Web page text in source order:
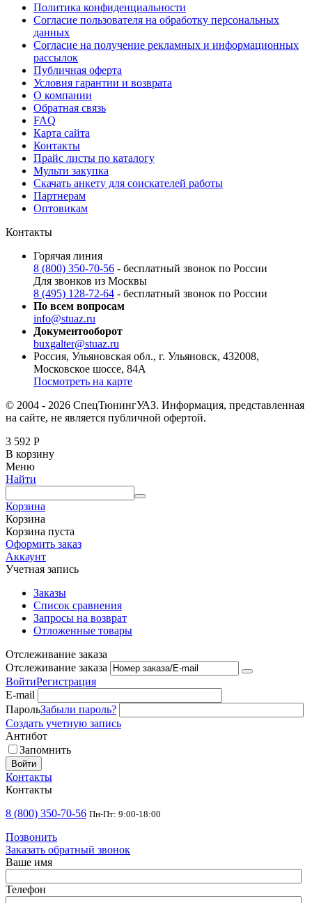
Политика конфиденциальности
Согласие пользователя на обработку персональных
данных
Согласие на получение рекламных и информационных
рассылок
Публичная оферта
Условия гарантии и возврата
О компании
Обратная связь
FAQ
Карта сайта
Контакты
Прайс листы по каталогу
Мульти закупка
Скачать анкету для соискателей работы
Партнерам
Оптовикам
Контакты
Горячая линия
8 (800) 350-70-56 - бесплатный звонок по России
Для звонков из Москвы
8 (495) 128-72-64 - бесплатный звонок по России
По всем вопросам
info@stuaz.ru
Документооборот
buxgalter@stuaz.ru
Россия, Ульяновская обл., г. Ульяновск, 432008,
Московское шоссе, 84А
Посмотреть на карте
© 2004 - 2026 СпецТюнингУАЗ. Информация, представленная
на сайте, не является публичной офертой.
3 592 Р
В корзину
Меню
Найти
Корзина
Корзина
Корзина пуста
Оформить заказ
Аккаунт
Учетная запись
Заказы
Список сравнения
Запросы на возврат
Отложенные товары
Отслеживание заказа
Отслеживание заказа
ВойтиРегистрация
E-mail
ПарольЗабыли пароль?
Создать учетную запись
Антибот
Запомнить
Войти
Контакты
Контакты
8 (800) 350-70-56 Пн-Пт: 9:00-18:00
Позвонить
Заказать обратный звонок
Ваше имя
Телефон